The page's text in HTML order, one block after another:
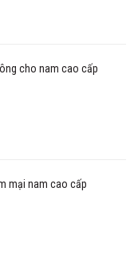
cho nam cao cấp
mại nam cao cấp